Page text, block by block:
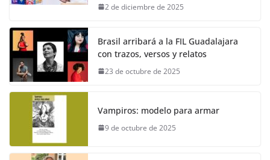
2 de diciembre de 2025
Brasil arribará a la FIL Guadalajara
con trazos, versos y relatos
23 de octubre de 2025
Vampiros: modelo para armar
9 de octubre de 2025